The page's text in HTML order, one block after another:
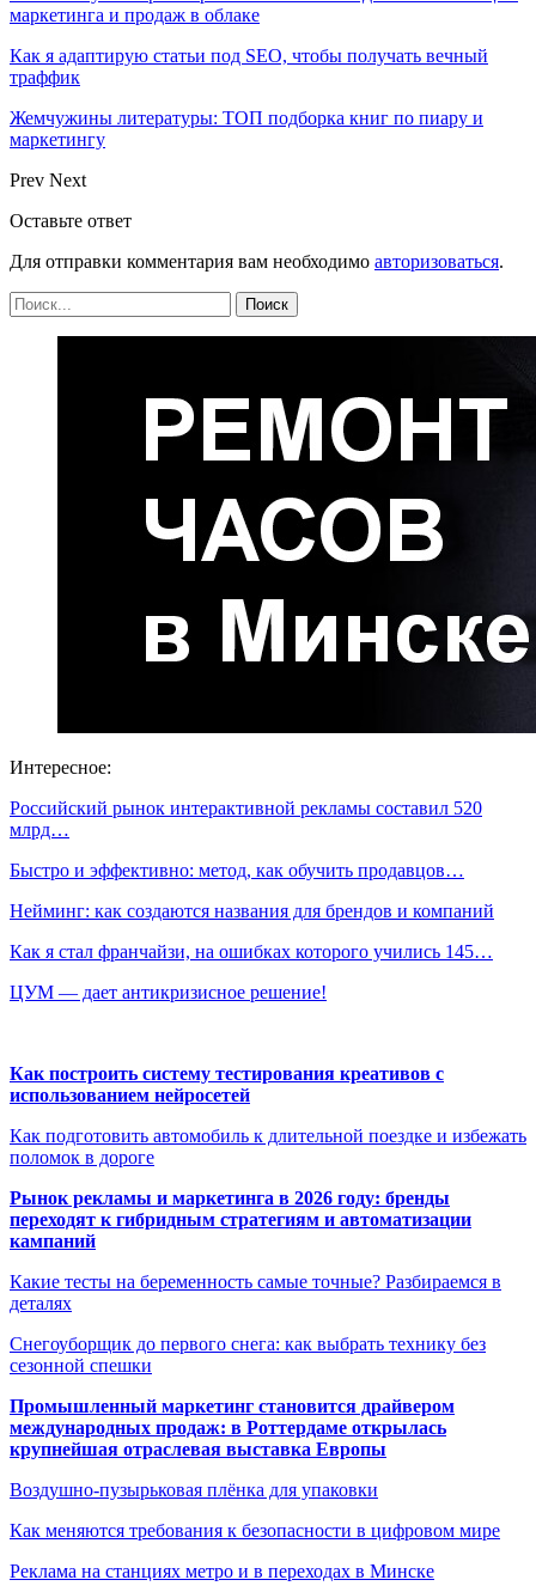
маркетинга и продаж в облаке
Как я адаптирую статьи под SEO, чтобы получать вечный
траффик
Жемчужины литературы: ТОП подборка книг по пиару и
маркетингу
Prev Next
Оставьте ответ
Для отправки комментария вам необходимо авторизоваться.
Интересное:
Российский рынок интерактивной рекламы составил 520
млрд…
Быстро и эффективно: метод, как обучить продавцов…
Нейминг: как создаются названия для брендов и компаний
Как я стал франчайзи, на ошибках которого учились 145…
ЦУМ — дает антикризисное решение!
Как построить систему тестирования креативов с
использованием нейросетей
Как подготовить автомобиль к длительной поездке и избежать
поломок в дороге
Рынок рекламы и маркетинга в 2026 году: бренды
переходят к гибридным стратегиям и автоматизации
кампаний
Какие тесты на беременность самые точные? Разбираемся в
деталях
Снегоуборщик до первого снега: как выбрать технику без
сезонной спешки
Промышленный маркетинг становится драйвером
международных продаж: в Роттердаме открылась
крупнейшая отраслевая выставка Европы
Воздушно-пузырьковая плёнка для упаковки
Как меняются требования к безопасности в цифровом мире
Реклама на станциях метро и в переходах в Минске